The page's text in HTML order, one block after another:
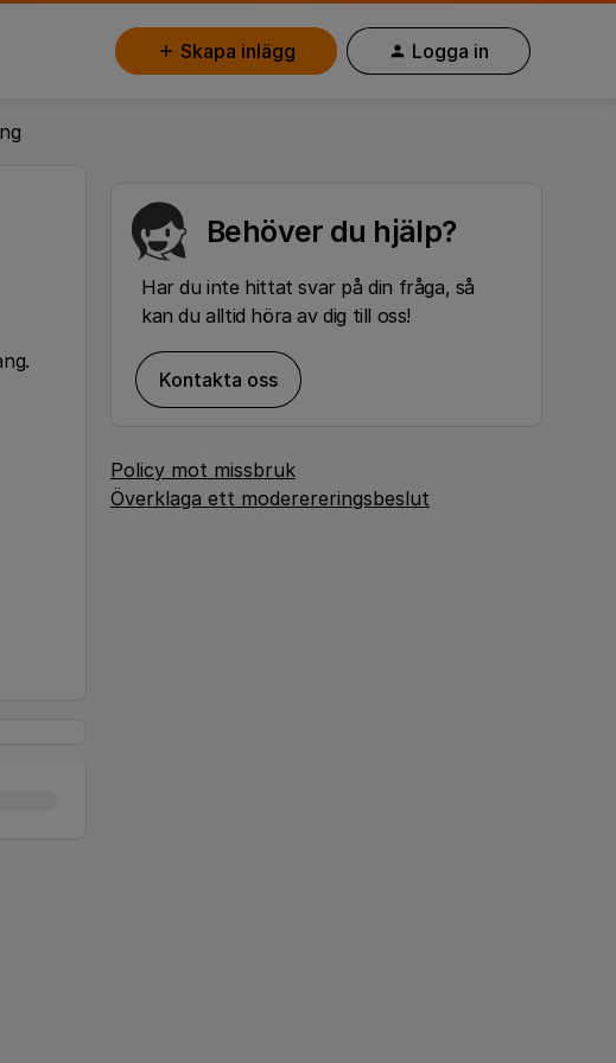
Skapa inlägg Logga in
Behöver du hjälp?
Har du inte hittat svar på din fråga, så
kan du alltid höra av dig till oss!
Kontakta oss
Policy mot missbruk
Överklaga ett moderereringsbeslut